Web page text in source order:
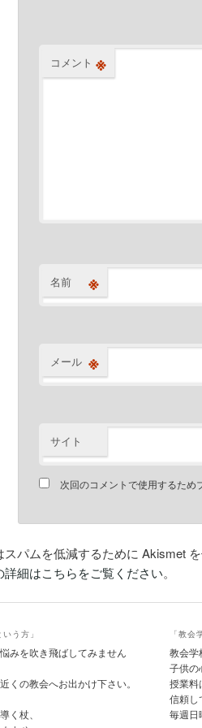
コメント ※
名前 ※
メール ※
サイト
次回のコメントで使用するため
スパムを低減するために Akismet を
詳細はこちらをご覧ください。
う方」
みを吹き飛ばしてみません
くの教会へお出かけ下さい。
く杖、
「教会
教会学
子供の
授業料
信頼し
毎週日